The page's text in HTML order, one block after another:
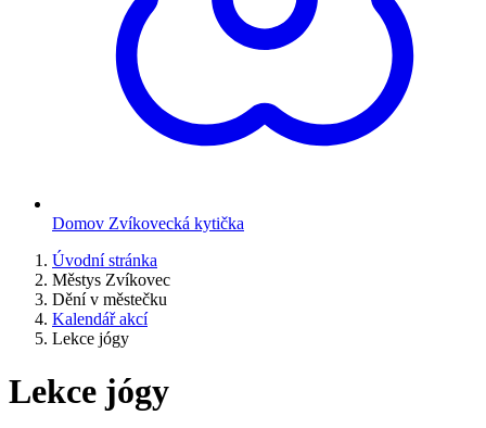
Domov Zvíkovecká kytička
Úvodní stránka
Městys Zvíkovec
Dění v městečku
Kalendář akcí
Lekce jógy
Lekce jógy